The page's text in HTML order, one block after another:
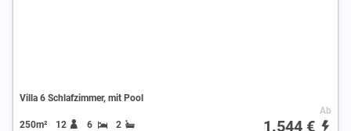
Villa 6 Schlafzimmer, mit Pool
250m² 12 6
2
Ab
1.544 €